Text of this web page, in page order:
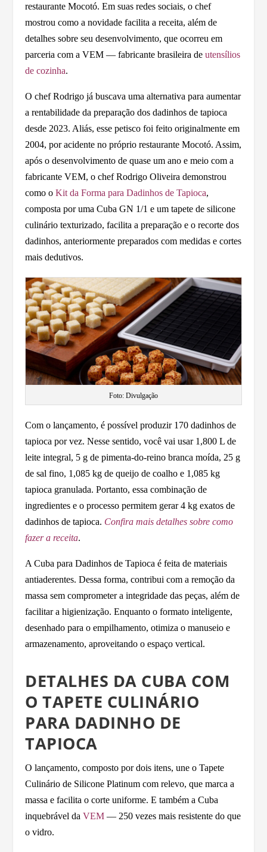
restaurante Mocotó. Em suas redes sociais, o chef
mostrou como a novidade facilita a receita, além de
detalhes sobre seu desenvolvimento, que ocorreu em
parceria com a VEM — fabricante brasileira deutensílios
de cozinha.
O chef Rodrigo já buscava uma alternativa para aumentar
a rentabilidade da preparação dos dadinhos de tapioca
desde 2023. Aliás, esse petisco foi feito originalmente em
2004, por acidente no próprio restaurante Mocotó. Assim,
após o desenvolvimento de quase um ano e meio com a
fabricante VEM, o chef Rodrigo Oliveira demonstrou
como oKit da Forma para Dadinhos de Tapioca,
composta por uma Cuba GN 1/1 e um tapete de silicone
culinário texturizado, facilita a preparação e o recorte dos
dadinhos, anteriormente preparados com medidas e cortes
mais dedutivos.
Foto: Divulgação
Com o lançamento, é possível produzir 170 dadinhos de
tapioca por vez. Nesse sentido, você vai usar 1,800 L de
leite integral, 5 g de pimenta-do-reino branca moída, 25 g
de sal fino, 1,085 kg de queijo de coalho e 1,085 kg
tapioca granulada. Portanto, essa combinação de
ingredientes e o processo permitem gerar 4 kg exatos de
dadinhos de tapioca. Confira mais detalhes sobre como
fazer a receita.
A Cuba para Dadinhos de Tapioca é feita de materiais
antiaderentes. Dessa forma, contribui com a remoção da
massa sem comprometer a integridade das peças, além de
facilitar a higienização. Enquanto o formato inteligente,
desenhado para o empilhamento, otimiza o manuseio e
armazenamento, aproveitando o espaço vertical.
DETALHES DA CUBA COM
O TAPETE CULINÁRIO
PARA DADINHO DE
TAPIOCA
O lançamento, composto por dois itens, une o Tapete
Culinário de Silicone Platinum com relevo, que marca a
massa e facilita o corte uniforme. E também a Cuba
inquebrável daVEM — 250 vezes mais resistente do que
o vidro.